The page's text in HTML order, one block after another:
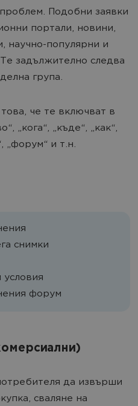
Подобни заявки
портали, новини,
научно-популярни и
задължително следва
група.
че те включват в
„кога“, „къде“, „как“,
„форум“ и т.н.
снимки
форум
да извърши
сваляне на